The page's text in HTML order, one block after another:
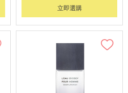
立即選購